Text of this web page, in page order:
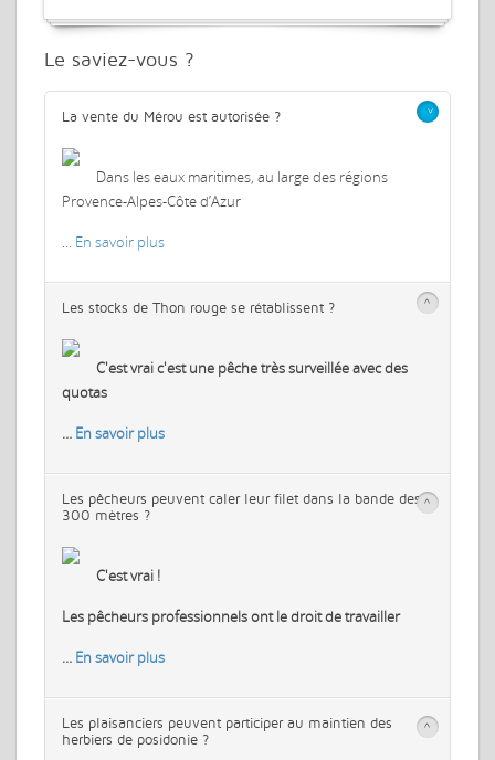
Le saviez-vous ?
La vente du Mérou est autorisée ? >
Dans les eaux maritimes, au large des régions
Provence-Alpes-Côte d’Azur
… En savoir plus
Les stocks de Thon rouge se rétablissent ? >
C'est vrai c'est une pêche très surveillée avec des
quotas
… En savoir plus
Les pêcheurs peuvent caler leur filet dans la bande des
300 mètres ?
>
C'est vrai !
Les pêcheurs professionnels ont le droit de travailler
… En savoir plus
Les plaisanciers peuvent participer au maintien des
herbiers de posidonie ?
>